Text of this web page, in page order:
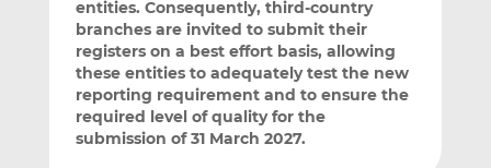
entities. Consequently, third-country
branches are invited to submit their
registers on a best effort basis, allowing
these entities to adequately test the new
reporting requirement and to ensure the
required level of quality for the
submission of 31 March 2027.